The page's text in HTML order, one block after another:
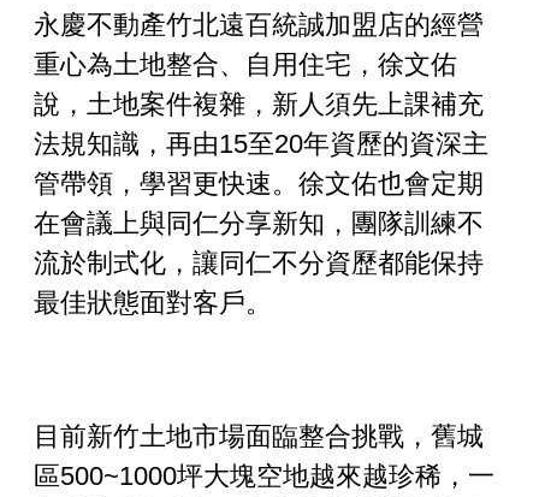
永慶不動產竹北遠百統誠加盟店的經營
重心為土地整合、自用住宅，徐文佑
說，土地案件複雜，新人須先上課補充
法規知識，再由15至20年資歷的資深主
管帶領，學習更快速。徐文佑也會定期
在會議上與同仁分享新知，團隊訓練不
流於制式化，讓同仁不分資歷都能保持
最佳狀態面對客戶。
目前新竹土地市場面臨整合挑戰，舊城
區500~1000坪大塊空地越來越珍稀，一